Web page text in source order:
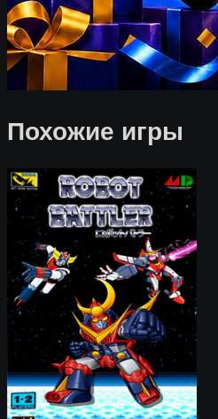
Похожие игры